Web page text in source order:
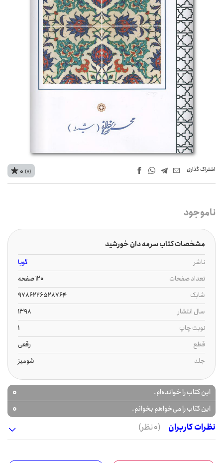
اشتراک‌ گذاری 0 (0)
ناموجود
مشخصات کتاب سرمه دان خورشید
ناشر
گویا
تعداد صفحات
120 صفحه
شابک
9786226528764
سال انتشار
1398
نوبت چاپ
1
قطع
رقعی
جلد
شومیز
این کتاب را خوانده‌ام. 0
این کتاب را می‌خواهم بخوانم.
0
نظرات کاربران
(0 نظر)